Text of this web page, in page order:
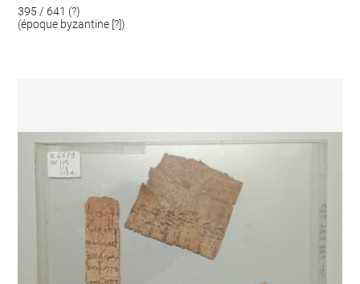
395 / 641 (?)
(époque byzantine [?])